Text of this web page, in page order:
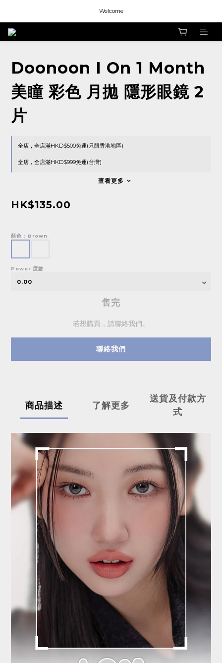
Welcome
Welcome
Doonoon I On 1 Month
美瞳 彩色 月拋 隱形眼鏡 2
片
全店，全店滿HKD$500免運(只限香港地區)
全店，全店滿HKD$999免運(台灣)
查看更多
HK$135.00
顏色 : Brown
Power 度數
售完
若想購買，請聯絡我們。
聯絡我們
商品描述 了解更多
送貨及付款方
式